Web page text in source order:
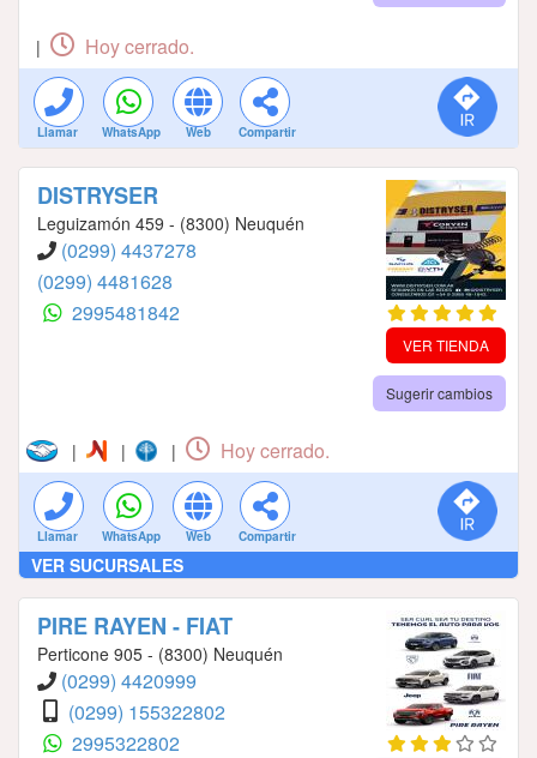
| Hoy cerrado.
Llamar WhatsApp Web Compartir
DISTRYSER
Leguizamón 459 - (8300) Neuquén
(0299) 4437278
(0299) 4481628
2995481842
VER TIENDA
Sugerir cambios
| | | Hoy cerrado.
Llamar WhatsApp Web Compartir
VER SUCURSALES
PIRE RAYEN - FIAT
Perticone 905 - (8300) Neuquén
(0299) 4420999
(0299) 155322802
2995322802